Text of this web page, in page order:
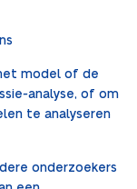
model of de
analyse, of om
te analyseren
onderzoekers